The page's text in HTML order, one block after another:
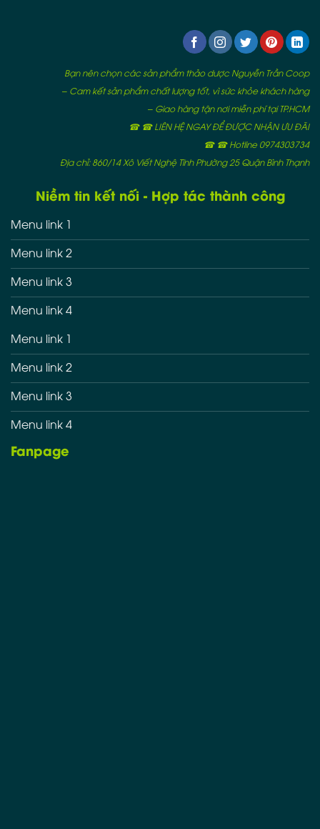
Bạn nên chọn các sản phẩm thảo dược Nguyễn Trần Coop
– Cam kết sản phẩm chất lượng tốt, vì sức khỏe khách hàng
– Giao hàng tận nơi miễn phí tại TP.HCM
☎ ☎ LIÊN HỆ NGAY ĐỂ ĐƯỢC NHẬN ƯU ĐÃI
☎ ☎ Hotline 0974303734
Địa chỉ: 860/14 Xô Viết Nghệ Tĩnh Phường 25 Quận Bình Thạnh
Niềm tin kết nối - Hợp tác thành công
Menu link 1
Menu link 2
Menu link 3
Menu link 4
Menu link 1
Menu link 2
Menu link 3
Menu link 4
Fanpage